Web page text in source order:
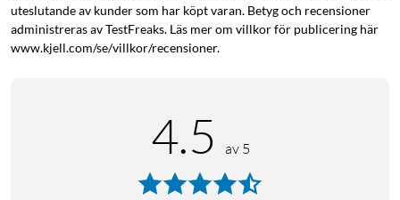
uteslutande av kunder som har köpt varan. Betyg och recensioner
administreras av TestFreaks. Läs mer om villkor för publicering här
www.kjell.com/se/villkor/recensioner.
4.5 av 5